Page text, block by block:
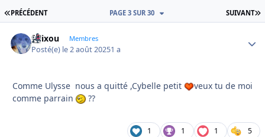
PREMIÈRE PAGE
PRÉCÉDENT SUIVANT
PAGE 3 SUR 30
felixou Membres
Posté(e) le 2 août 20251 a
Comme Ulysse nous a quitté ,Cybelle petit
veux tu de moi
comme parrain
??
1 1 1 5